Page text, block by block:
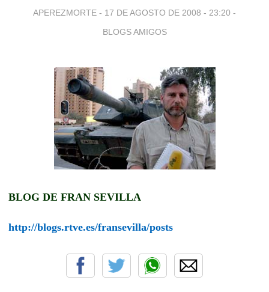
APEREZMORTE - 17 DE AGOSTO DE 2008 - 23:20 -
BLOGS AMIGOS
BLOG DE FRAN SEVILLA
http://blogs.rtve.es/fransevilla/posts